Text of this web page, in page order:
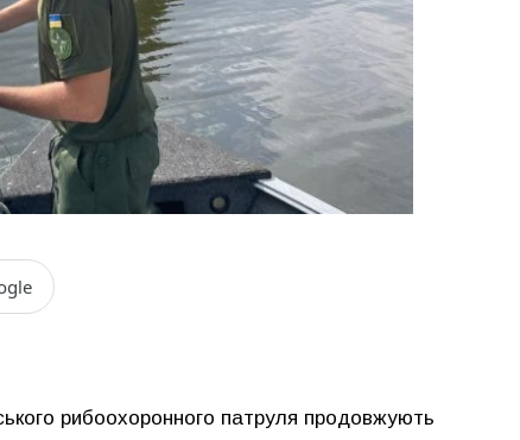
рибоохоронного патруля продовжують